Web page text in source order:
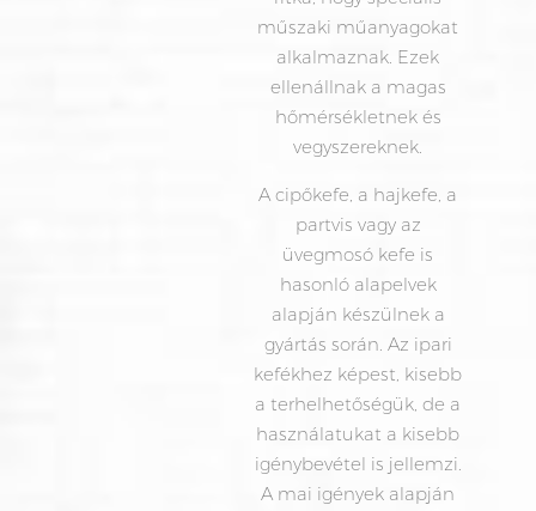
műszaki műanyagokat
alkalmaznak. Ezek
ellenállnak a magas
hőmérsékletnek és
vegyszereknek.
A cipőkefe, a hajkefe, a
partvis vagy az
üvegmosó kefe is
hasonló alapelvek
alapján készülnek a
gyártás során. Az ipari
kefékhez képest, kisebb
a terhelhetőségük, de a
használatukat a kisebb
igénybevétel is jellemzi.
A mai igények alapján